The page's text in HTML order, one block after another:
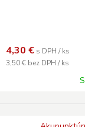
4,30 € s DPH / ks
3,50 € bez DPH / ks